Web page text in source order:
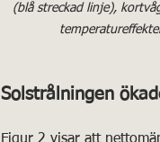
(blå streckad linje),
Solstrålningen
Figur 2 visar att